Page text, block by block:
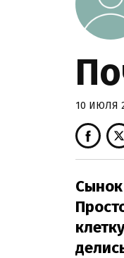
10 ИЮЛЯ